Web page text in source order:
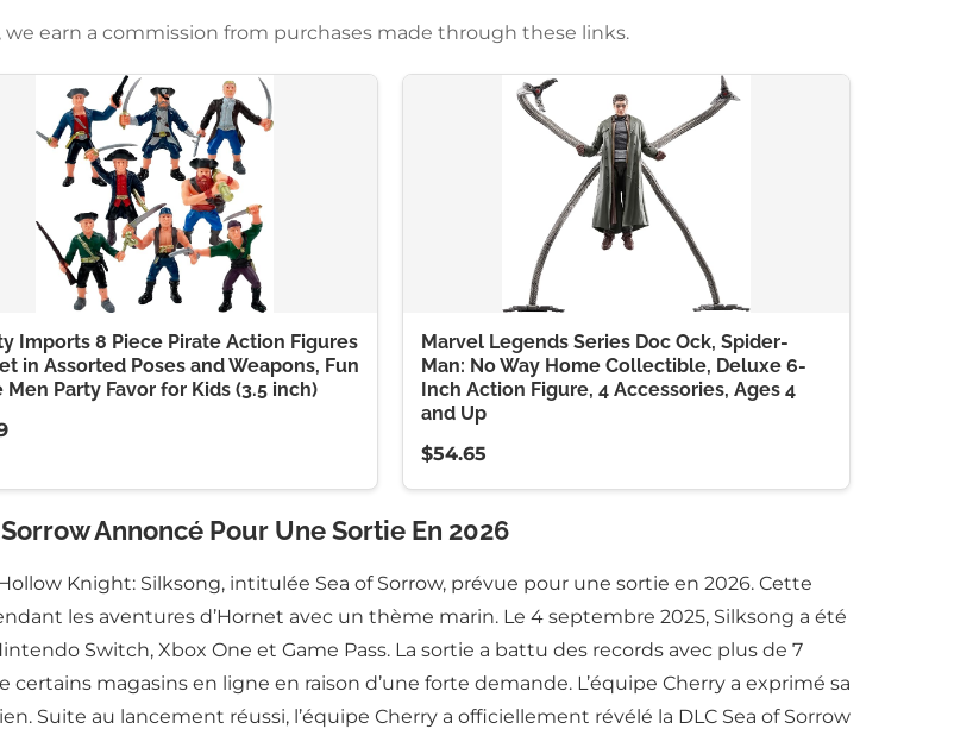
we earn a commission from purchases made through these links.
Imports 8 Piece Pirate Action Figures
in Assorted Poses and Weapons, Fun
Men Party Favor for Kids (3.5 inch)
Marvel Legends Series Doc Ock, Spider-
Man: No Way Home Collectible, Deluxe 6-
Inch Action Figure, 4 Accessories, Ages 4
and Up
$54.65
Annoncé Pour Une Sortie En 2026
Knight: Silksong, intitulée Sea of Sorrow, prévue pour une sortie en 2026. Cette
les aventures d’Hornet avec un thème marin. Le 4 septembre 2025, Silksong a été
Switch, Xbox One et Game Pass. La sortie a battu des records avec plus de 7
magasins en ligne en raison d’une forte demande. L’équipe Cherry a exprimé sa
Suite au lancement réussi, l’équipe Cherry a officiellement révélé la DLC Sea of Sorrow